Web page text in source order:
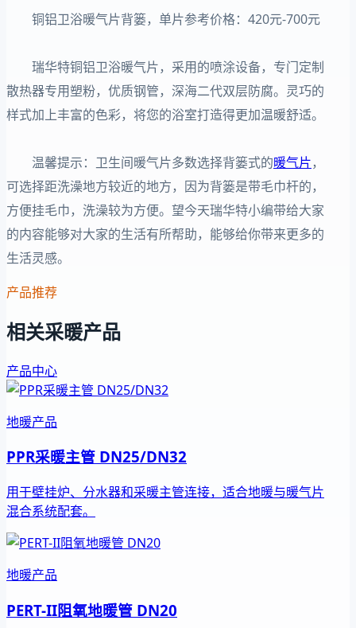
铜铝卫浴暖气片背篓，单片参考价格：420元-700元
瑞华特铜铝卫浴暖气片，采用的喷涂设备，专门定制
散热器专用塑粉，优质钢管，深海二代双层防腐。灵巧的
样式加上丰富的色彩，将您的浴室打造得更加温暖舒适。
温馨提示：卫生间暖气片多数选择背篓式的暖气片，
可选择距洗澡地方较近的地方，因为背篓是带毛巾杆的，
方便挂毛巾，洗澡较为方便。望今天瑞华特小编带给大家
的内容能够对大家的生活有所帮助，能够给你带来更多的
生活灵感。
产品推荐
相关采暖产品
产品中心
地暖产品
PPR采暖主管 DN25/DN32
用于壁挂炉、分水器和采暖主管连接，适合地暖与暖气片
混合系统配套。
地暖产品
PERT-II阻氧地暖管 DN20